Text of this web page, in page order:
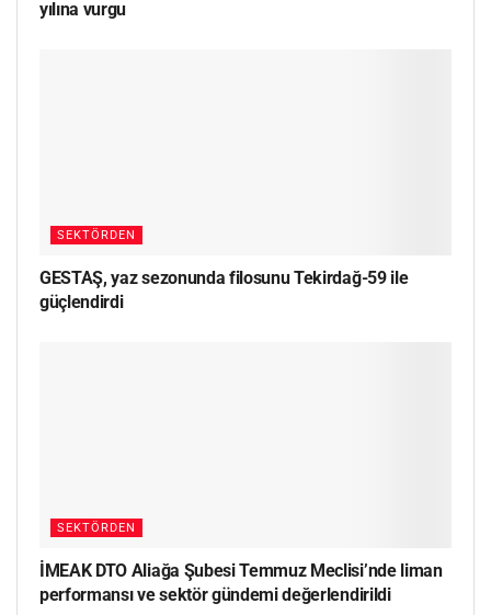
yılına vurgu
SEKTÖRDEN
GESTAŞ, yaz sezonunda filosunu Tekirdağ-59 ile
güçlendirdi
SEKTÖRDEN
İMEAK DTO Aliağa Şubesi Temmuz Meclisi’nde liman
performansı ve sektör gündemi değerlendirildi